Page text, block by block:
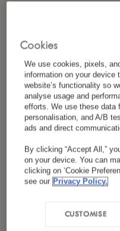
Cookies
We use cookies, pixels,
information on your device
website’s functionality so
analyse usage and
efforts. We use these data
personalisation, and A/B
ads and direct
By clicking “Accept All,”
on your device. You can
clicking on ‘Cookie
see our Privacy Policy.
CUSTOMISE